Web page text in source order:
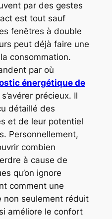
par des gestes
est tout sauf
fenêtres à double
peut déjà faire une
consommation.
par où
énergétique de
précieux. Il
détaillé des
et de leur potentiel
Personnellement,
combien
à cause de
qu’on ignore
comment une
non seulement réduit
améliore le confort